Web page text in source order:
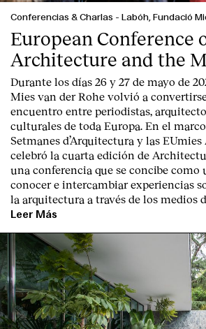
Conferencias & Charlas - Labóh, Fundació
European Conference
Architecture and the
Durante los días 26 y 27 de mayo de
Mies van der Rohe volvió a
encuentro entre periodistas,
culturales de toda Europa. En el
Setmanes d’Arquitectura y las EUmies
celebró la cuarta edición de
una conferencia que se concibe como
conocer e intercambiar experiencias
la arquitectura a través de los medios
Leer Más